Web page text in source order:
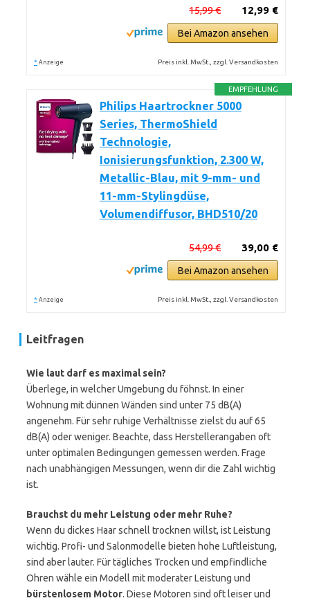
12,99 €
15,99 €
Bei Amazon ansehen
* Anzeige Preis inkl. MwSt., zzgl. Versandkosten
EMPFEHLUNG
Philips Haartrockner 5000
Series, ThermoShield
Technologie,
Ionisierungsfunktion, 2.300 W,
Metallic-Blau, mit 9-mm- und
11-mm-Stylingdüse,
Volumendiffusor, BHD510/20
39,00 €
54,99 €
Bei Amazon ansehen
* Anzeige Preis inkl. MwSt., zzgl. Versandkosten
Leitfragen
Wie laut darf es maximal sein?
Überlege, in welcher Umgebung du föhnst. In einer
Wohnung mit dünnen Wänden sind unter 75 dB(A)
angenehm. Für sehr ruhige Verhältnisse zielst du auf 65
dB(A) oder weniger. Beachte, dass Herstellerangaben oft
unter optimalen Bedingungen gemessen werden. Frage
nach unabhängigen Messungen, wenn dir die Zahl wichtig
ist.
Brauchst du mehr Leistung oder mehr Ruhe?
Wenn du dickes Haar schnell trocknen willst, ist Leistung
wichtig. Profi- und Salonmodelle bieten hohe Luftleistung,
sind aber lauter. Für tägliches Trocken und empfindliche
Ohren wähle ein Modell mit moderater Leistung und
bürstenlosem Motor. Diese Motoren sind oft leiser und